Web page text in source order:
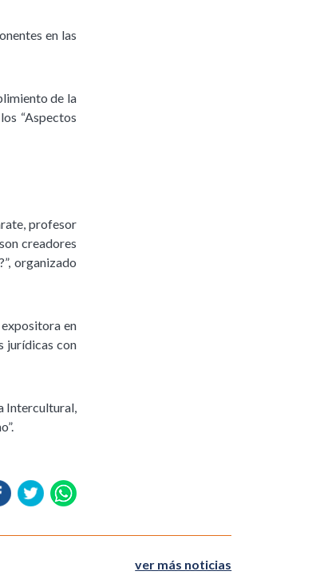
en las
de la
“Aspectos
profesor
creadores
organizado
en
jurídicas con
Intercultural,
ver más noticias